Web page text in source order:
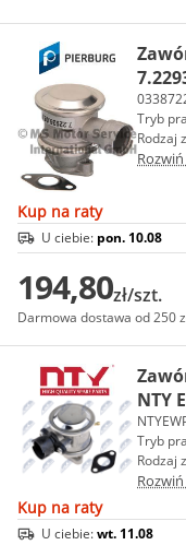
Tryb
Rodzaj
Kup na raty
U ciebie: pon. 10.08
194,80zł/szt.
Darmowa dostawa od 250
NTY
Tryb
Rodzaj
Kup na raty
U ciebie:wt. 11.08